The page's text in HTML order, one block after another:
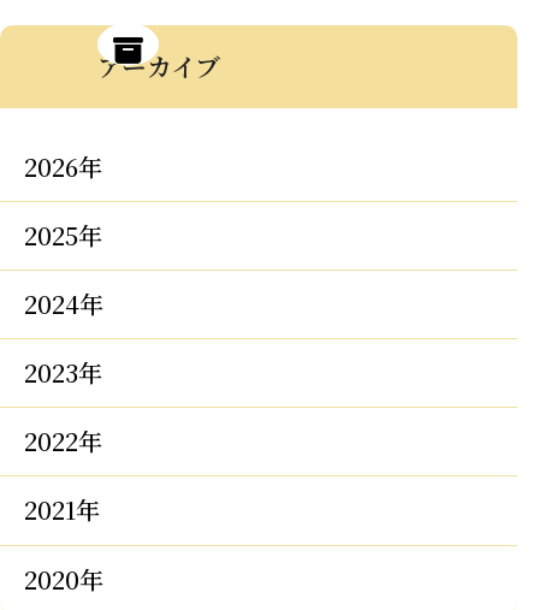
アーカイブ
2026年
2025年
2024年
2023年
2022年
2021年
2020年